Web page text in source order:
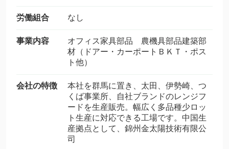
労働組合 なし
事業内容
オフィス家具部品 農機具部品建築部
材（ドアー・カーポートＢＫＴ・ポス
ト他）
会社の特徴
本社を群馬に置き、太田、伊勢崎、つ
くば事業所、自社ブランドのレンジフ
ードを生産販売。幅広く多品種少ロッ
ト生産に対応できる工場です。中国生
産拠点として、錦州金太陽技術有限公
司